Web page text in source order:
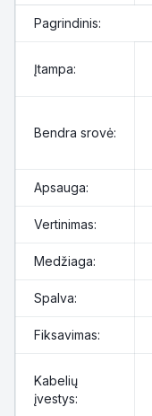
Pagrindinis:
Įtampa:
Bendra srovė:
Apsauga:
Vertinimas:
Medžiaga:
Spalva:
Fiksavimas:
Kabelių
įvestys: